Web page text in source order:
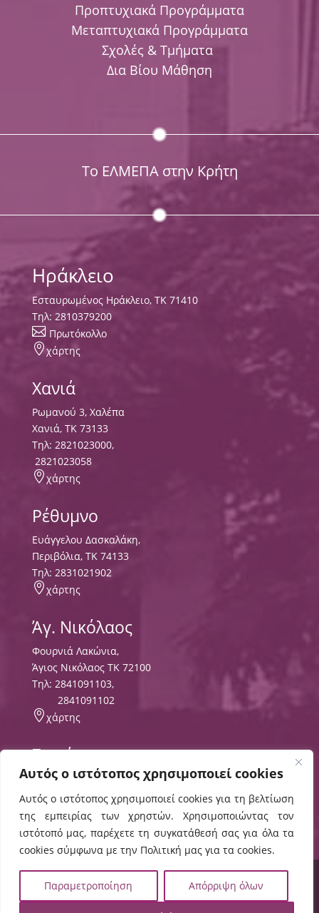
Αυτός ο ιστότοπος χρησιμοποιεί cookies
Αυτός ο ιστότοπος χρησιμοποιεί cookies για τη βελτίωση
της εμπειρίας των χρηστών. Χρησιμοποιώντας τον
ιστότοπό μας, παρέχετε τη συγκατάθεσή σας για όλα τα
cookies σύμφωνα με την Πολιτική μας για τα cookies.
Παραμετροποίηση Απόρριψη όλων
Προπτυχιακά Προγράμματα
Μεταπτυχιακά Προγράμματα
Σχολές & Τμήματα
Δια Βίου Μάθηση
Το ΕΛΜΕΠΑ στην Κρήτη
Ηράκλειο
Εσταυρωμένος Ηράκλειο, ΤΚ 71410
Τηλ: 2810379200
 Πρωτόκολλο
χάρτης
Χανιά
Ρωμανού 3, Χαλέπα
Χανιά, ΤΚ 73133
Τηλ: 2821023000,
2821023058
χάρτης
Ρέθυμνο
Ευάγγελου Δασκαλάκη,
Περιβόλια, ΤΚ 74133
Tηλ: 2831021902
χάρτης
Άγ. Νικόλαος
Φουρνιά Λακώνια,
Άγιος Νικόλαος ΤΚ 72100
Τηλ: 2841091103,
2841091102
χάρτης
Σητεία
Περιοχή Τρυπητός
ΤΘ 8556 ΤΚ 72300,
Τηλ:2843029497
 χάρτης
© 2024 ΕΛΜΕΠΑ |Πολιτική Cookies,Όροι Χρήσης
Δήλωση Προσβασιμότητας